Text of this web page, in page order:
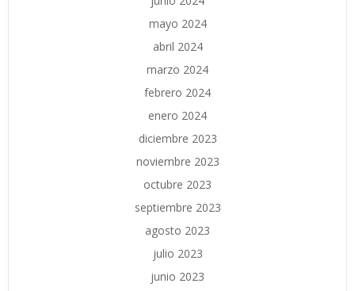
mayo 2024
abril 2024
marzo 2024
febrero 2024
enero 2024
diciembre 2023
noviembre 2023
octubre 2023
septiembre 2023
agosto 2023
julio 2023
junio 2023